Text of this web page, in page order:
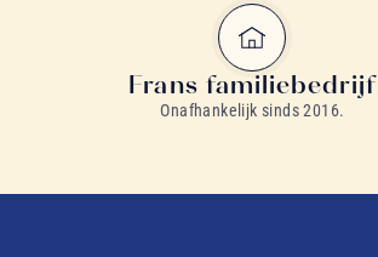
Frans familiebedrijf
Onafhankelijk sinds 2016.